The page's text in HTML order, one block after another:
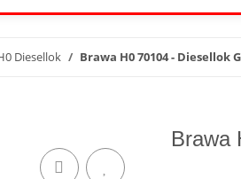
Diesellok Brawa H0 70104 - Diesellok
Brawa